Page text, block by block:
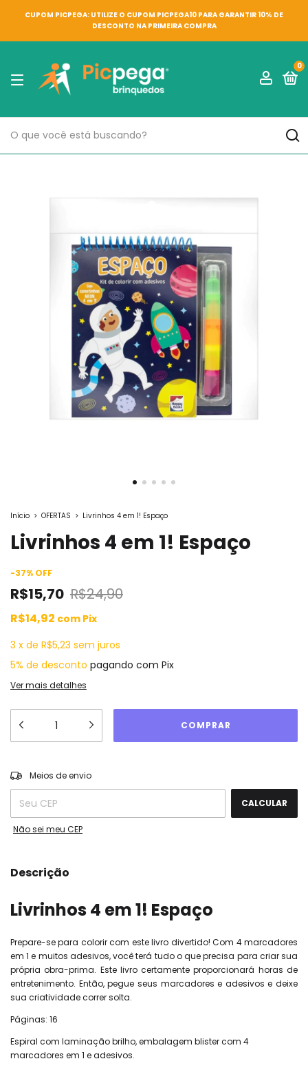
CUPOM PICPEGA: UTILIZE O CUPOM PICPEGA10 PARA GARANTIR 10% DE
DESCONTO NA PRIMEIRA COMPRA
0
Início > OFERTAS > Livrinhos 4 em 1! Espaço
Livrinhos 4 em 1! Espaço
-37% OFF
R$15,70 R$24,90
R$14,92 com Pix
3 x de R$5,23 sem juros
5% de desconto pagando com Pix
Ver mais detalhes
Entregas para o CEP:
Meios de envio
CALCULAR
Não sei meu CEP
Descrição
Livrinhos 4 em 1! Espaço
Prepare-se para colorir com este livro divertido! Com 4 marcadores
em 1 e muitos adesivos, você terá tudo o que precisa para criar sua
própria obra-prima. Este livro certamente proporcionará horas de
entretenimento. Então, pegue seus marcadores e adesivos e deixe
sua criatividade correr solta.
Páginas: 16
Espiral com laminação brilho, embalagem blister com 4
marcadores em 1 e adesivos.